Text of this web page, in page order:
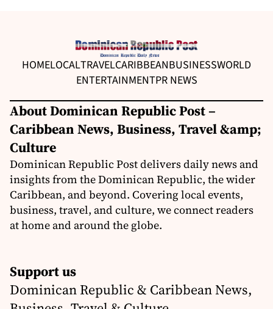
HOMELOCALTRAVELCARIBBEANBUSINESSWORLD
ENTERTAINMENTPR NEWS
About Dominican Republic Post –
Caribbean News, Business, Travel &amp;
Culture
Dominican Republic Post delivers daily news and
insights from the Dominican Republic, the wider
Caribbean, and beyond. Covering local events,
business, travel, and culture, we connect readers
at home and around the globe.
Support us
Dominican Republic & Caribbean News,